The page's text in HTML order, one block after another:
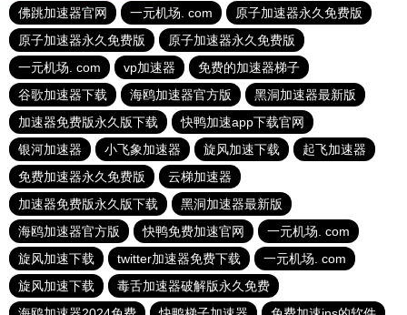
佛跳加速器官网
一元机场. com
原子加速器永久免费版
原子加速器永久免费版
原子加速器永久免费版
一元机场. com
vp加速器
免费的加速器梯子
谷歌加速器下载
海鸥加速器官方版
黑洞加速器最新版
加速器免费版永久版下载
快鸭加速app下载官网
银河加速器
小飞象加速器 旋风加速下载
起飞加速器
免费加速器永久免费版
云梯加速器
加速器免费版永久版下载
黑洞加速器最新版
海鸥加速器官方版
快鸭免费加速官网
一元机场. com
旋风加速下载
twitter加速器免费下载
一元机场. com
旋风加速下载
毒舌加速器破解版永久免费